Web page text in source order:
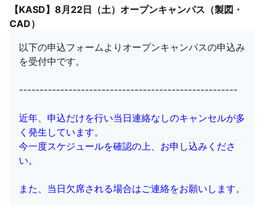
【KASD】8月22日（土）オープンキャンパス（製図・
CAD）
以下の申込フォームよりオープンキャンパスの申込み
を受付中です。
-----------------------------------------------------
近年、申込だけを行い当日連絡なしのキャンセルが多
く発生しています。
今一度スケジュールを確認の上、お申し込みくださ
い。
また、当日欠席される場合はご連絡をお願いします。